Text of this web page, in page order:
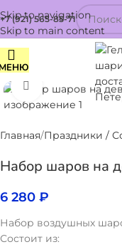
Skip to navigation
Skip to main content
+7 (921) 565-85-71
Нажмите,
Главная Праздники /
Набор шаров на
6 280 ₽
Набор воздушных
Состоит из: